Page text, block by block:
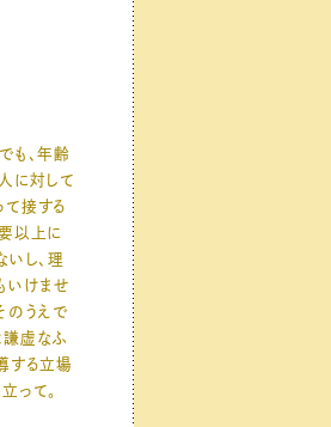
も、年齢
に対して
接する
以上に
いし、理
いけませ
のうえで
虚なふ
する立場
って。